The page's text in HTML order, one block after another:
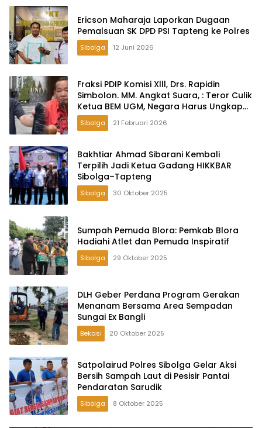
Ericson Maharaja Laporkan Dugaan
Pemalsuan SK DPD PSI Tapteng ke Polres
Sibolga 12 Juni 2026
Fraksi PDIP Komisi Xlll, Drs. Rapidin
Simbolon. MM. Angkat Suara, : Teror Culik
Ketua BEM UGM, Negara Harus Ungkap
Tak Cukup Hanya Klarifikasi
Sibolga 21 Februari 2026
Bakhtiar Ahmad Sibarani Kembali
Terpilih Jadi Ketua Gadang HIKKBAR
Sibolga–Tapteng
Sibolga 30 Oktober 2025
Sumpah Pemuda Blora: Pemkab Blora
Hadiahi Atlet dan Pemuda Inspiratif
Sibolga 29 Oktober 2025
DLH Geber Perdana Program Gerakan
Menanam Bersama Area Sempadan
Sungai Ex Bangli
Bekasi 20 Oktober 2025
Satpolairud Polres Sibolga Gelar Aksi
Bersih Sampah Laut di Pesisir Pantai
Pendaratan Sarudik
Sibolga 8 Oktober 2025